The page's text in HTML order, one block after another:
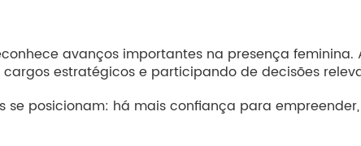
avanços importantes na presença feminina.
estratégicos e participando de decisões
posicionam: há mais confiança para